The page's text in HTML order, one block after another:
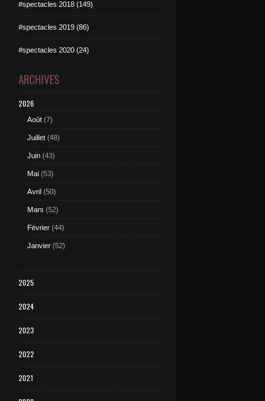
#spectacles 2018 (149)
#spectacles 2019 (86)
#spectacles 2020 (24)
ARCHIVES
2026
Août (7)
Juillet (48)
Juin (43)
Mai (53)
Avril (50)
Mars (52)
Février (44)
Janvier (52)
2025
2024
2023
2022
2021